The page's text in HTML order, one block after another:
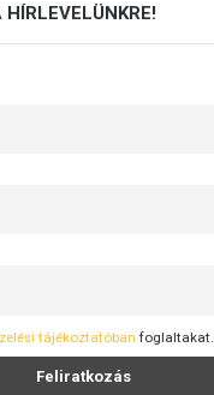
tájékoztatóban foglaltakat.